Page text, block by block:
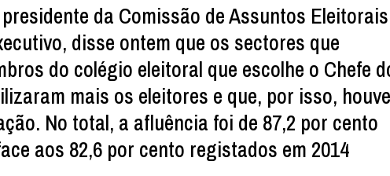
da Comissão de Assuntos Eleitorais
disse ontem que os sectores que
do colégio eleitoral que escolhe o Chefe
mais os eleitores e que, por isso,
No total, a afluência foi de 87,2 por cento
aos 82,6 por cento registados em 2014